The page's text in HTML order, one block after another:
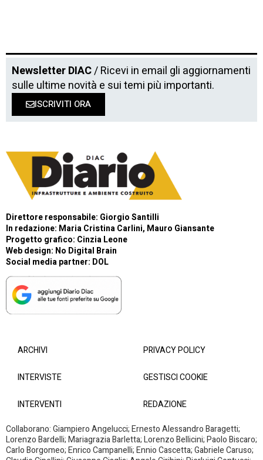
Newsletter DIAC/ Ricevi in email gli aggiornamenti
sulle ultime novità e sui temi più importanti.
ISCRIVITI ORA
Direttore responsabile: Giorgio Santilli
In redazione: Maria Cristina Carlini, Mauro Giansante
Progetto grafico: Cinzia Leone
Web design: No Digital Brain
Social media partner: DOL
ARCHIVI
INTERVISTE
INTERVENTI
PRIVACY POLICY
GESTISCI COOKIE
REDAZIONE
Collaborano: Giampiero Angelucci; Ernesto Alessandro Baragetti;
Lorenzo Bardelli; Mariagrazia Barletta; Lorenzo Bellicini; Paolo Biscaro;
Carlo Borgomeo; Enrico Campanelli; Ennio Cascetta; Gabriele Caruso;